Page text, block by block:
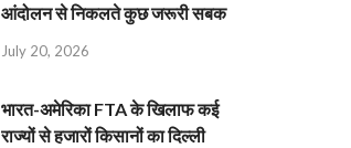
आंदोलन से निकलते कुछ जरूरी सबक
July 20, 2026
भारत-अमेरिका FTA के खिलाफ कई
राज्यों से हजारों किसानों का दिल्ली